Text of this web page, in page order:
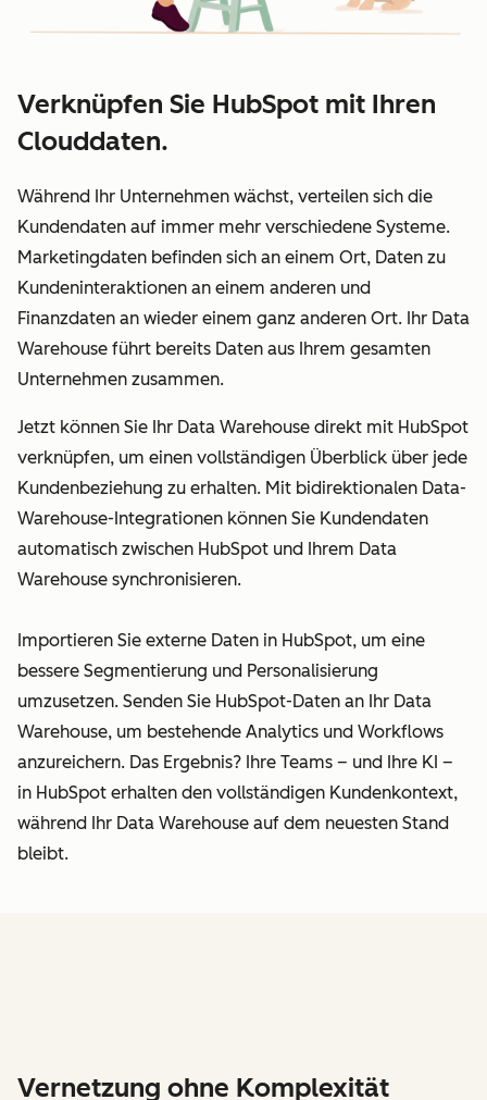
Verknüpfen Sie HubSpot mit Ihren
Clouddaten.
Während Ihr Unternehmen wächst, verteilen sich die
Kundendaten auf immer mehr verschiedene Systeme.
Marketingdaten befinden sich an einem Ort, Daten zu
Kundeninteraktionen an einem anderen und
Finanzdaten an wieder einem ganz anderen Ort. Ihr Data
Warehouse führt bereits Daten aus Ihrem gesamten
Unternehmen zusammen.
Jetzt können Sie Ihr Data Warehouse direkt mit HubSpot
verknüpfen, um einen vollständigen Überblick über jede
Kundenbeziehung zu erhalten. Mit bidirektionalen Data-
Warehouse-Integrationen können Sie Kundendaten
automatisch zwischen HubSpot und Ihrem Data
Warehouse synchronisieren.
Importieren Sie externe Daten in HubSpot, um eine
bessere Segmentierung und Personalisierung
umzusetzen. Senden Sie HubSpot-Daten an Ihr Data
Warehouse, um bestehende Analytics und Workflows
anzureichern. Das Ergebnis? Ihre Teams – und Ihre KI –
in HubSpot erhalten den vollständigen Kundenkontext,
während Ihr Data Warehouse auf dem neuesten Stand
bleibt.
Vernetzung ohne Komplexität